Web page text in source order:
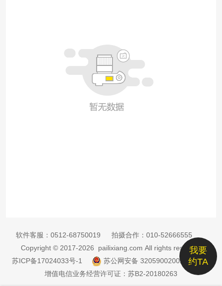
我要
约TA
软件客服： 0512-68750019 拍摄合作： 010-52666555
Copyright © 2017-2026 pailixiang.com All rights reserved
苏ICP备17024033号-1
苏公网安备 32059002002885号
增值电信业务经营许可证：苏B2-20180263